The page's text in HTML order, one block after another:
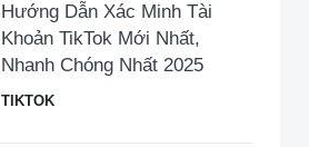
Hướng Dẫn Xác Minh Tài
Khoản TikTok Mới Nhất,
Nhanh Chóng Nhất 2025
TIKTOK